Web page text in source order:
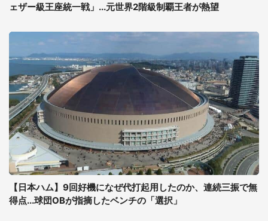
ェザー級王座統一戦」...元世界2階級制覇王者が熱望
【日本ハム】9回好機になぜ代打起用したのか、連続三振で無
得点...球団OBが指摘したベンチの「選択」